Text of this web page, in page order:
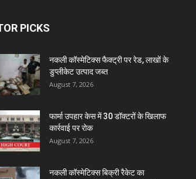
PICKS
नकली कॉस्मेटिक्स फैक्ट्री पर रेड, लाखों के
डुप्लीकेट उत्पाद जब्त
August 7, 2026
फार्मा उपहार केस में 30 डॉक्टरों के खिलाफ
कार्रवाई पर रोक
August 7, 2026
नकली कॉस्मेटिक्स बिक्री रैकेट का